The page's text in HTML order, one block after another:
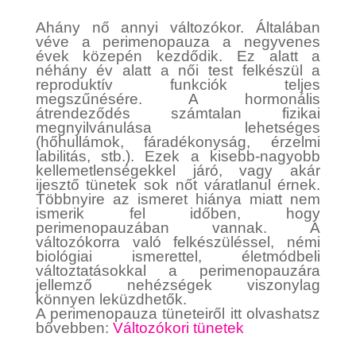
Ahány nő annyi változókor. Általában
véve a perimenopauza a negyvenes
évek közepén kezdődik. Ez alatt a
néhány év alatt a női test felkészül a
reproduktív funkciók teljes
megszűnésére. A hormonális
átrendeződés számtalan fizikai
megnyilvánulása lehetséges
(hőhullámok, fáradékonyság, érzelmi
labilitás, stb.). Ezek a kisebb-nagyobb
kellemetlenségekkel járó, vagy akár
ijesztő tünetek sok nőt váratlanul érnek.
Többnyire az ismeret hiánya miatt nem
ismerik fel időben, hogy
perimenopauzában vannak. A
változókorra való felkészüléssel, némi
biológiai ismerettel, életmódbeli
változtatásokkal a perimenopauzára
jellemző nehézségek viszonylag
könnyen leküzdhetők.
A perimenopauza tüneteiről itt olvashatsz
bővebben: Változókori tünetek